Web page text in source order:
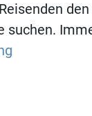
suchen.